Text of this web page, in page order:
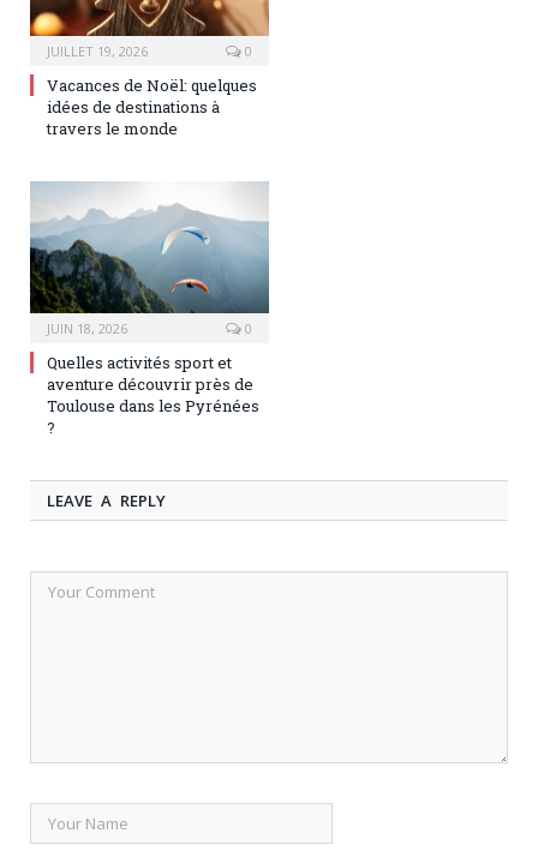
JUILLET 19, 2026 0
Vacances de Noël: quelques
idées de destinations à
travers le monde
JUIN 18, 2026 0
Quelles activités sport et
aventure découvrir près de
Toulouse dans les Pyrénées
?
LEAVE A REPLY